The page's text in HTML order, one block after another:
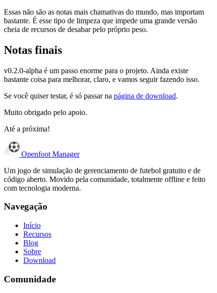
Essas não são as notas mais chamativas do mundo, mas importam
bastante. É esse tipo de limpeza que impede uma grande versão
cheia de recursos de desabar pelo próprio peso.
Notas finais
v0.2.0-alpha é um passo enorme para o projeto. Ainda existe
bastante coisa para melhorar, claro, e vamos seguir fazendo isso.
Se você quiser testar, é só passar na página de download.
Muito obrigado pelo apoio.
Até a próxima!
Openfoot Manager
Um jogo de simulação de gerenciamento de futebol gratuito e de
código aberto. Movido pela comunidade, totalmente offline e feito
com tecnologia moderna.
Navegação
Início
Recursos
Blog
Sobre
Download
Comunidade